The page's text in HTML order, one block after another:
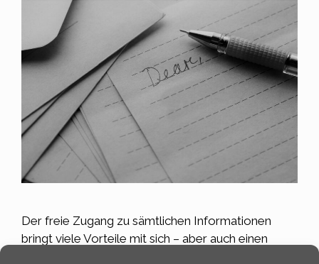
Der freie Zugang zu sämtlichen Informationen
bringt viele Vorteile mit sich – aber auch einen